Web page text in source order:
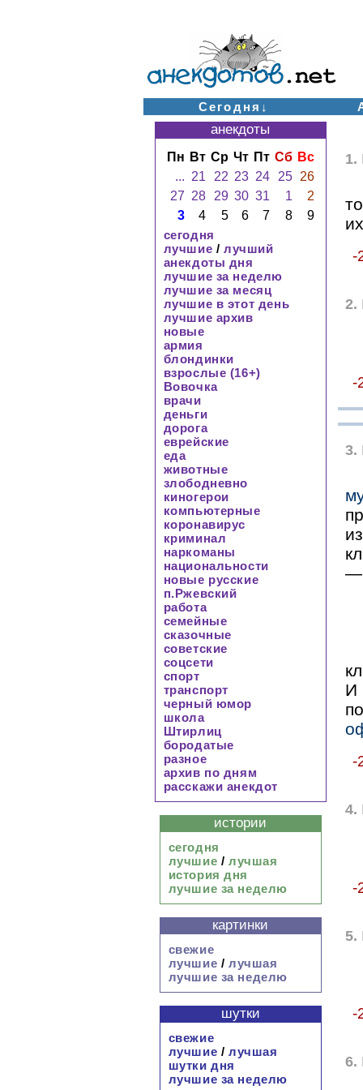
Сегодня↓
1.
-
2.
-
3.
—
И
-
4.
-
5.
-
6.
анекдоты
Пн Вт Ср Чт Пт Сб Вс
... 21 22 23 24 25
26
27 28 29 30 31 1
2
3
4 5 6 7 8
9
сегодня
лучшие / лучший
анекдоты дня
лучшие за неделю
лучшие за месяц
лучшие в этот день
лучшие архив
новые
армия
блондинки
взрослые (16+)
Вовочка
врачи
деньги
дорога
еврейские
еда
животные
злободневно
киногерои
компьютерные
коронавирус
криминал
наркоманы
национальности
новые русские
п.Ржевский
работа
семейные
сказочные
советские
соцсети
спорт
транспорт
черный юмор
школа
Штирлиц
бородатые
разное
архив по дням
расскажи анекдот
истории
сегодня
лучшие / лучшая
история дня
лучшие за неделю
картинки
свежие
лучшие / лучшая
лучшие за неделю
шутки
свежие
лучшие / лучшая
шутки дня
лучшие за неделю